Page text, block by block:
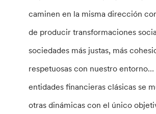
caminen en la misma dirección
de producir transformaciones
sociedades más justas, más
respetuosas con nuestro entorno…
entidades financieras clásicas se
otras dinámicas con el único